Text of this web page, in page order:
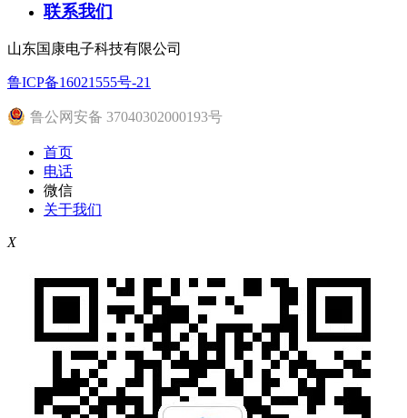
联系我们
山东国康电子科技有限公司
鲁ICP备16021555号-21
鲁公网安备 37040302000193号
首页
电话
微信
关于我们
X